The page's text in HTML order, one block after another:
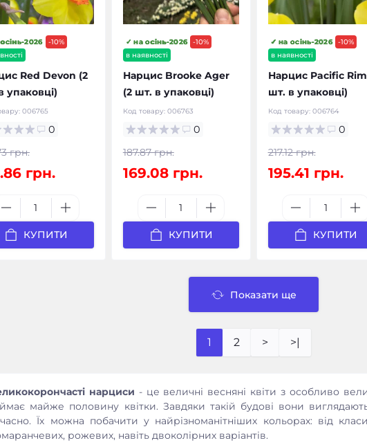
-10%
2026
Red Devon (2
упаковці)
006765
0
грн.
грн.
КУПИТИ
-10%
в наявності
✓ на осінь-2026
Нарцис Brooke Ager
(2 шт. в упаковці)
Код товару: 006763
0
187.87 грн.
169.08 грн.
КУПИТИ
-10%
в наявності
✓ на осінь-2026
Нарцис Pacific
шт. в упаковці)
Код товару: 006764
0
217.12 грн.
195.41 грн.
КУПИТИ
Показати ще
1 2 > >|
нарциси - це величні весняні квіти з особливо
майже половину квітки. Завдяки такій будові вони
Їх можна побачити у найрізноманітніших кольорах: від
рожевих, навіть двоколірних варіантів.